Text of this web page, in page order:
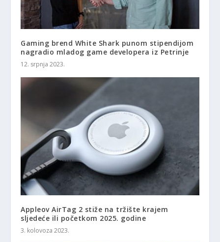
Gaming brend White Shark punom stipendijom
nagradio mladog game developera iz Petrinje
12. srpnja 2023.
Appleov AirTag 2 stiže na tržište krajem
sljedeće ili početkom 2025. godine
3. kolovoza 2023.